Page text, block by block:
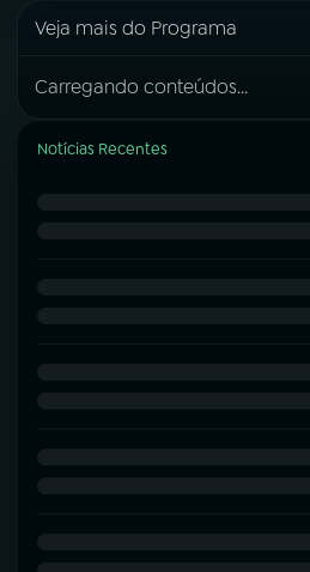
Veja mais do Programa
Carregando conteúdos...
Notícias Recentes